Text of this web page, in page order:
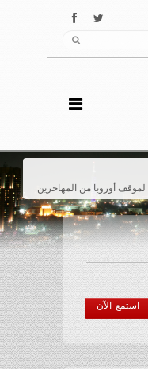
لموقف أوروبا من المهاجرين
استمع الآن